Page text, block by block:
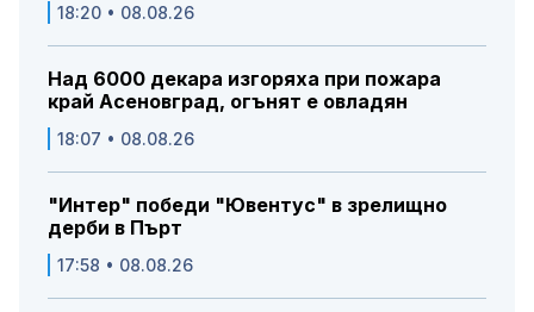
18:20 • 08.08.26
Над 6000 декара изгоряха при пожара
край Асеновград, огънят е овладян
18:07 • 08.08.26
"Интер" победи "Ювентус" в зрелищно
дерби в Пърт
17:58 • 08.08.26